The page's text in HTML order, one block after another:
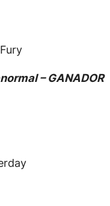
– GANADOR